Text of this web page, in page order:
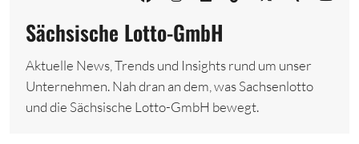
Sächsische Lotto-GmbH
Aktuelle News, Trends und Insights rund um unser
Unternehmen. Nah dran an dem, was Sachsenlotto
und die Sächsische Lotto-GmbH bewegt.